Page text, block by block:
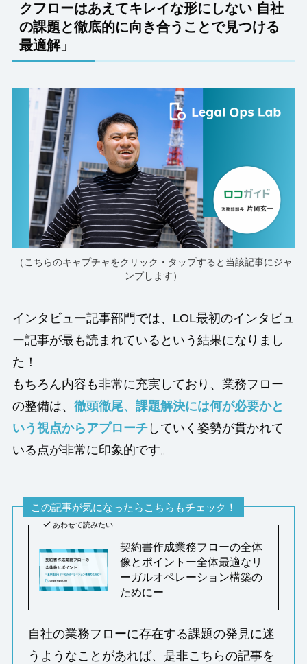
クフローはあえてキレイな形にしない 自社
の課題と徹底的に向き合うことで見つける
最適解」
（こちらのキャプチャをクリック・タップすると当該記事にジャ
ンプします）
インタビュー記事部門では、LOL最初のインタビュ
ー記事が最も読まれているという結果になりまし
た！
もちろん内容も非常に充実しており、業務フロー
の整備は、 徹頭徹尾、課題解決には何が必要かと
いう視点からアプローチしていく姿勢が貫かれて
いる点が非常に印象的です。
この記事が気になったらこちらもチェック！
あわせて読みたい
契約書作成業務フローの全体
像とポイントー全体最適なリ
ーガルオペレーション構築の
ためにー
自社の業務フローに存在する課題の発見に迷
うようなことがあれば、是非こちらの記事を